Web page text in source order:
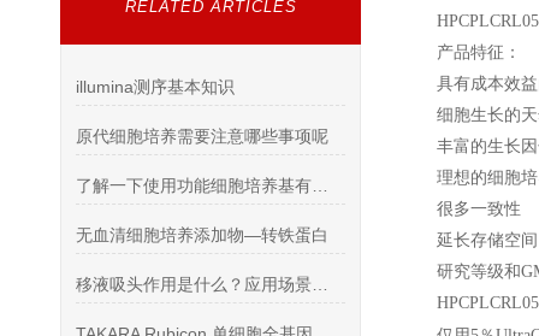
RELATED ARTICLES
illumina测序基本知识
原代细胞培养需要注意哪些事项呢
无血清细胞培养添加物—转铁蛋白
HPCPLCRL05
产品特征：
具有成本效
细胞生长的
丰富的生长
理想的细胞
很多一致性
延长存储空
研究等级和
HPCPLCRL05